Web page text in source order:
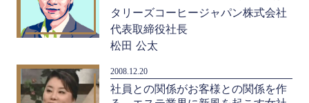
タリーズコーヒージャパン株式会社
代表取締役社長
松田 公太
2008.12.20
社員との関係がお客様との関係を作